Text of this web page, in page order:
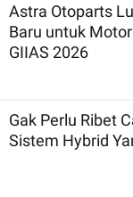
Astra Otoparts
Baru untuk
GIIAS 2026
Gak Perlu Ribet
Sistem Hybrid